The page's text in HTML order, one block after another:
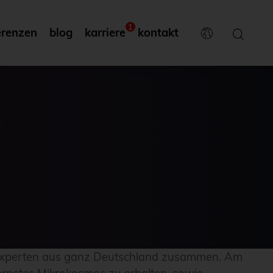
blog karriere 1 kontakt
aus ganz Deutschland zusammen. Am